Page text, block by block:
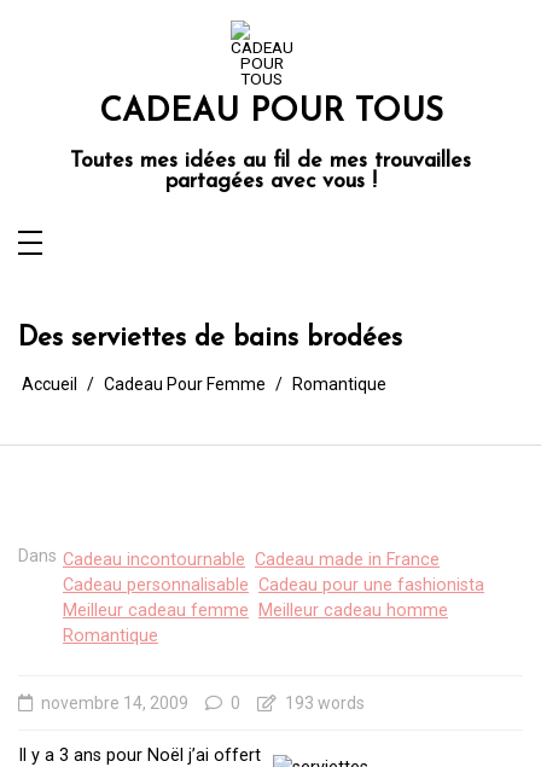
CADEAU POUR TOUS
Toutes mes idées au fil de mes trouvailles
partagées avec vous !
Des serviettes de bains brodées
Accueil Cadeau Pour Femme Romantique
Dans Cadeau incontournable Cadeau made in France
Cadeau personnalisable Cadeau pour une fashionista
Meilleur cadeau femme
Meilleur cadeau homme
Romantique
novembre 14, 2009 0 193 words
Il y a 3 ans pour Noël j’ai offert